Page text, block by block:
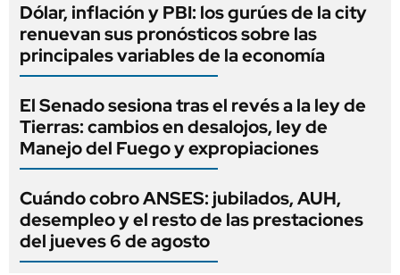
Dólar, inflación y PBI: los gurúes de la city
renuevan sus pronósticos sobre las
principales variables de la economía
El Senado sesiona tras el revés a la ley de
Tierras: cambios en desalojos, ley de
Manejo del Fuego y expropiaciones
Cuándo cobro ANSES: jubilados, AUH,
desempleo y el resto de las prestaciones
del jueves 6 de agosto